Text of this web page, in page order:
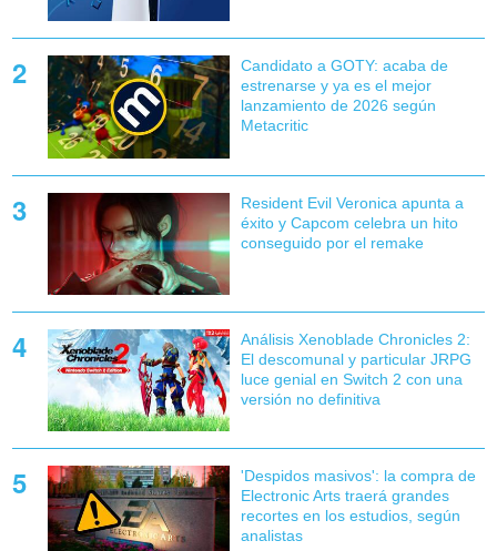
Candidato a GOTY: acaba de
estrenarse y ya es el mejor
lanzamiento de 2026 según
Metacritic
Resident Evil Veronica apunta a
éxito y Capcom celebra un hito
conseguido por el remake
Análisis Xenoblade Chronicles 2:
El descomunal y particular JRPG
luce genial en Switch 2 con una
versión no definitiva
'Despidos masivos': la compra de
Electronic Arts traerá grandes
recortes en los estudios, según
analistas